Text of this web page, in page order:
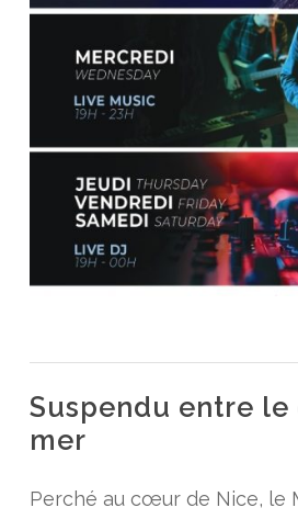
Suspendu entre
mer
Perché au cœur de Nice, le